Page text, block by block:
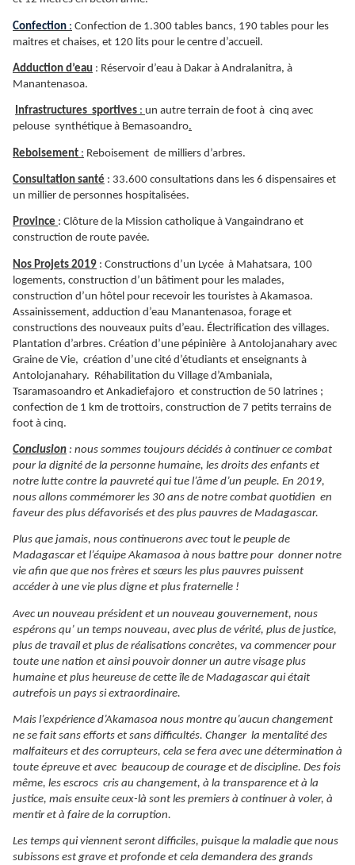
Confection : Confection de 1.300 tables bancs, 190 tables pour les
maitres et chaises, et 120 lits pour le centre d’accueil.
Adduction d’eau : Réservoir d’eau à Dakar à Andralanitra, à
Manantenasoa.
Infrastructures sportives : un autre terrain de foot à cinq avec
pelouse synthétique à Bemasoandro.
Reboisement : Reboisement de milliers d’arbres.
Consultation santé : 33.600 consultations dans les 6 dispensaires et
un millier de personnes hospitalisées.
Province : Clôture de la Mission catholique à Vangaindrano et
construction de route pavée.
Nos Projets 2019 : Constructions d’un Lycée à Mahatsara, 100
logements, construction d’un bâtiment pour les malades,
construction d’un hôtel pour recevoir les touristes à Akamasoa.
Assainissement, adduction d’eau Manantenasoa, forage et
constructions des nouveaux puits d’eau. Électrification des villages.
Plantation d’arbres. Création d’une pépinière à Antolojanahary avec
Graine de Vie, création d’une cité d’étudiants et enseignants à
Antolojanahary. Réhabilitation du Village d’Ambaniala,
Tsaramasoandro et Ankadiefajoro et construction de 50 latrines ;
confection de 1 km de trottoirs, construction de 7 petits terrains de
foot à cinq.
Conclusion : nous sommes toujours décidés à continuer ce combat
pour la dignité de la personne humaine, les droits des enfants et
notre lutte contre la pauvreté qui tue l’âme d’un peuple. En 2019,
nous allons commémorer les 30 ans de notre combat quotidien en
faveur des plus défavorisés et des plus pauvres de Madagascar.
Plus que jamais, nous continuerons avec tout le peuple de
Madagascar et l’équipe Akamasoa à nous battre pour donner notre
vie afin que que nos frères et sœurs les plus pauvres puissent
accéder à une vie plus digne et plus fraternelle !
Avec un nouveau président et un nouveau gouvernement, nous
espérons qu’ un temps nouveau, avec plus de vérité, plus de justice,
plus de travail et plus de réalisations concrètes, va commencer pour
toute une nation et ainsi pouvoir donner un autre visage plus
humaine et plus heureuse de cette île de Madagascar qui était
autrefois un pays si extraordinaire.
Mais l’expérience d’Akamasoa nous montre qu’aucun changement
ne se fait sans efforts et sans difficultés. Changer la mentalité des
malfaiteurs et des corrupteurs, cela se fera avec une détermination à
toute épreuve et avec beaucoup de courage et de discipline. Des fois
même, les escrocs cris au changement, à la transparence et à la
justice, mais ensuite ceux-là sont les premiers à continuer à voler, à
mentir et à faire de la corruption.
Les temps qui viennent seront difficiles, puisque la maladie que nous
subissons est grave et profonde et cela demandera des grands